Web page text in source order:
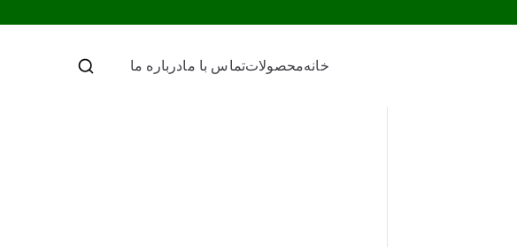
خانهمحصولاتتماس با مادرباره ما